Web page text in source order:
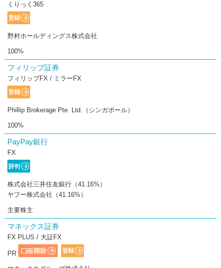
くりっく365
野村ホールディングス株式会社
100%
フィリップ証券
フィリップFX / ミラーFX
Phillip Brokerage Pte. Ltd.（シンガポール）
100%
PayPay銀行
FX
株式会社三井住友銀行（41.16%）
ヤフー株式会社（41.16%）
主要株主
マネックス証券
FX PLUS / 大証FX
PR